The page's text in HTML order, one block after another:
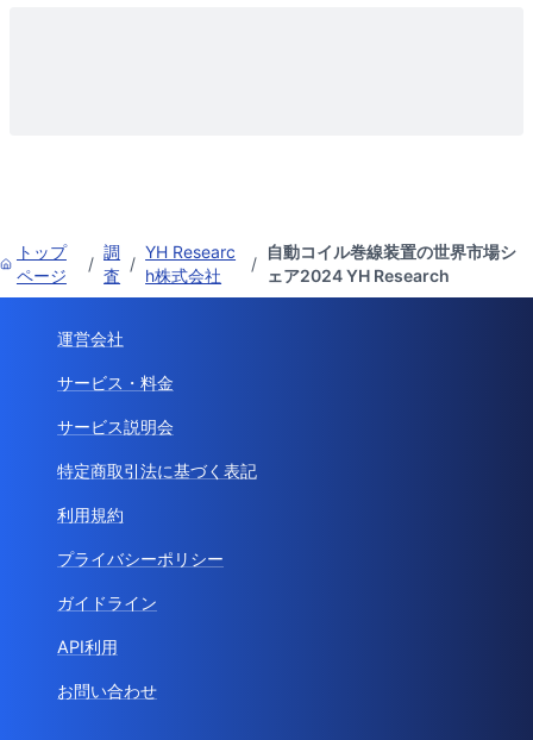
トップ
ページ
/
調
査
/
YH Researc
h株式会社
/
自動コイル巻線装置の世界市場シ
ェア2024 YH Research
運営会社
サービス・料金
サービス説明会
特定商取引法に基づく表記
利用規約
プライバシーポリシー
ガイドライン
API利用
お問い合わせ